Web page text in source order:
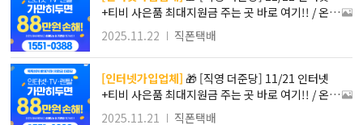
+티비 사은품 최대지원금 주는 곳 바로 여기!! / 온라
인 진행!! 방문필요X 간편접수로 가입하자!! / 최대 1
48만원 사은품 혜택 !! 타사보다 무조건 더! SK KT L
G 인터넷가입!!
2025.11.22 직폰택배
[인터넷가입업체] 🎁 [직영 더준당] 11/21 인터넷
+티비 사은품 최대지원금 주는 곳 바로 여기!! / 온라
인 진행!! 방문필요X 간편접수로 가입하자!! / 최대 1
2025.11.21 직폰택배